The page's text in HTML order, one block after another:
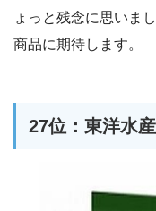
ょっと残念に思いま
商品に期待します。
27位：東洋水